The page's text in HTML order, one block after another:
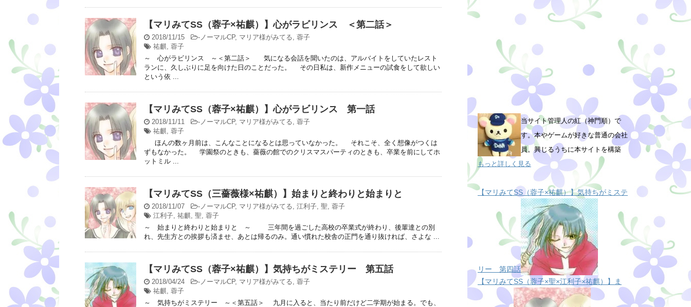
【マリみてSS（蓉子×祐麒）】心がラビリンス ＜第二話＞
2018/11/15 - ノーマルCP, マリア様がみてる, 蓉子
祐麒, 蓉子
～ 心がラビリンス ～＜第二話＞ 気になる会話を聞いたのは、アルバイトをしていたレスト
ランに、久しぶりに足を向けた日のことだった。 その日私は、新作メニューの試食をして欲しい
という依 ...
【マリみてSS（蓉子×祐麒）】心がラビリンス 第一話
2018/11/11 - ノーマルCP, マリア様がみてる, 蓉子
祐麒, 蓉子
ほんの数ヶ月前は、こんなことになるとは思っていなかった。 それこそ、全く想像がつくは
ずもなかった。 学園祭のときも、薔薇の館でのクリスマスパーティのときも、卒業を前にしてホ
ットミル ...
【マリみてSS（三薔薇様×祐麒）】始まりと終わりと始まりと
2018/11/07 - ノーマルCP, マリア様がみてる, 江利子, 聖, 蓉子
江利子, 祐麒, 聖, 蓉子
～ 始まりと終わりと始まりと ～ 三年間を過ごした高校の卒業式が終わり、後輩達との別
れ、先生方との挨拶も済ませ、あとは帰るのみ。通い慣れた校舎の正門を通り抜ければ、さよな ...
【マリみてSS（蓉子×祐麒）】気持ちがミステリー 第五話
2018/04/24 - ノーマルCP, マリア様がみてる, 蓉子
祐麒, 蓉子
～ 気持ちがミステリー ～＜第五話＞ 九月に入ると、当たり前だけど二学期が始まる。でも、
当サイト管理人の紅（神門順）で
す。本やゲームが好きな普通の会社
員。興じるうちに本サイトを構築
もっと詳しく見る
【マリみてSS（蓉子×祐麒）】気持ちがミステ
リー 第四話
【マリみてSS（蓉子×聖×江利子×祐麒）】ま